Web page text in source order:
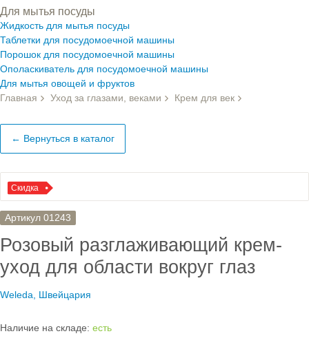
Для мытья посуды
Жидкость для мытья посуды
Таблетки для посудомоечной машины
Порошок для посудомоечной машины
Ополаскиватель для посудомоечной машины
Для мытья овощей и фруктов
Главная
Уход за глазами, веками Крем для век
← Вернуться в каталог
Скидка
Артикул 01243
Розовый разглаживающий крем-
уход для области вокруг глаз
Weleda, Швейцария
Наличие на складе: есть